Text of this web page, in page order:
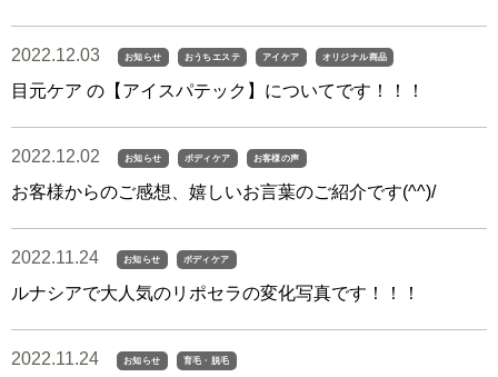
2022.12.03 お知らせ おうちエステ アイケア オリジナル商品
目元ケア の【アイスパテック】についてです！！！
2022.12.02 お知らせ ボディケア お客様の声
お客様からのご感想、嬉しいお言葉のご紹介です(^^)/
2022.11.24 お知らせ ボディケア
ルナシアで大人気のリポセラの変化写真です！！！
2022.11.24 お知らせ 育毛・脱毛